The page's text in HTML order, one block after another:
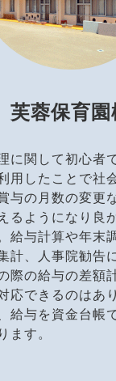
芙蓉保育園
に関して初心者
用したことで社
与の月数の変更
るようになり良
給与計算や年末
計、人事院勧告
際の給与の差額
応できるのはあ
給与を資金台帳
ます。